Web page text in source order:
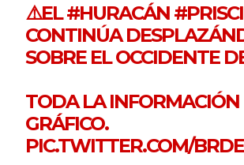
⚠️EL#HURACÁN
CONTINÚA
SOBRE EL OCCIDENTE
TODA LA INFORMACIÓN
GRÁFICO.
PIC.TWITTER.COM/